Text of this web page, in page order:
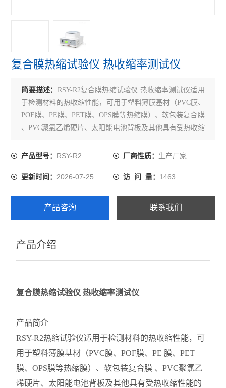
复合膜热缩试验仪 热收缩率测试仪
简要描述： RSY-R2复合膜热缩试验仪 热收缩率测试仪适用
于检测材料的热收缩性能，可用于塑料薄膜基材（PVC膜、
POF膜、PE膜、PET膜、OPS膜等热缩膜）、软包装复合膜
、PVC聚氯乙烯硬片、太阳能电池背板及其他具有受热收缩
产品型号： RSY-R2 厂商性质： 生产厂家
更新时间：2026-07-25 访 问 量： 1463
产品咨询 联系我们
产品介绍
复合膜热缩试验仪 热收缩率测试仪
产品简介
RSY-R2热缩试验仪适用于检测材料的热收缩性能，可
用于塑料薄膜基材（PVC膜、POF膜、PE 膜、PET
膜、OPS膜等热缩膜）、软包装复合膜 、PVC聚氯乙
烯硬片、太阳能电池背板及其他具有受热收缩性能的